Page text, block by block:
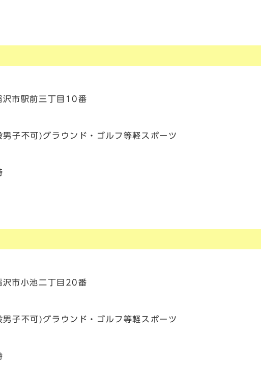
市駅前三丁目10番
男子不可)グラウンド・ゴルフ等軽スポーツ
市小池二丁目20番
男子不可)グラウンド・ゴルフ等軽スポーツ